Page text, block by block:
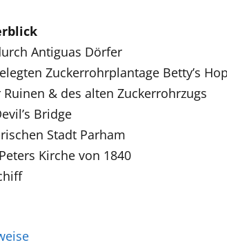
Antiguas Dörfer
Zuckerrohrplantage Betty’s
& des alten Zuckerrohrzugs
Bridge
Stadt Parham
Kirche von 1840